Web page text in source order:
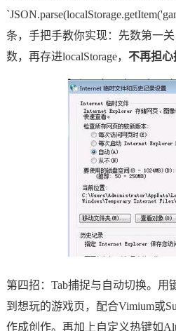
条，手把手教你实现：先数第一
数，再存进localStorage， 不再担心
第四招：Tab捕捉与自动切换。用
到想玩的游戏页，配合Vimium或
作成创作。再加上自定义热键如